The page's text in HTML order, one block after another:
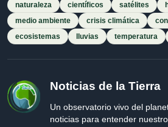
naturaleza
científicos satélites
medio ambiente
crisis climática
ecosistemas
lluvias temperatura
Noticias de la Tierra
Un observatorio vivo del
noticias para entender